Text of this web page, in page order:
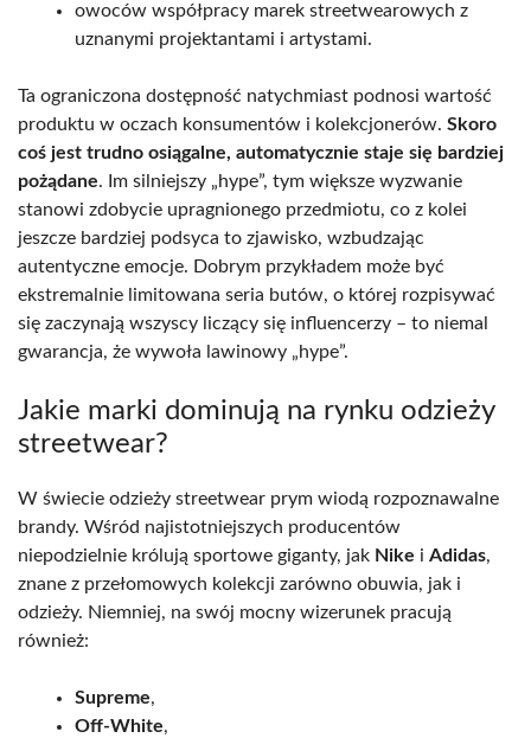
owoców współpracy marek streetwearowych z
uznanymi projektantami i artystami.
Ta ograniczona dostępność natychmiast podnosi wartość
produktu w oczach konsumentów i kolekcjonerów. Skoro
coś jest trudno osiągalne, automatycznie staje się bardziej
pożądane. Im silniejszy „hype”, tym większe wyzwanie
stanowi zdobycie upragnionego przedmiotu, co z kolei
jeszcze bardziej podsyca to zjawisko, wzbudzając
autentyczne emocje. Dobrym przykładem może być
ekstremalnie limitowana seria butów, o której rozpisywać
się zaczynają wszyscy liczący się influencerzy – to niemal
gwarancja, że wywoła lawinowy „hype”.
Jakie marki dominują na rynku odzieży
streetwear?
W świecie odzieży streetwear prym wiodą rozpoznawalne
brandy. Wśród najistotniejszych producentów
niepodzielnie królują sportowe giganty, jak Nike i Adidas,
znane z przełomowych kolekcji zarówno obuwia, jak i
odzieży. Niemniej, na swój mocny wizerunek pracują
również:
Supreme,
Off-White,